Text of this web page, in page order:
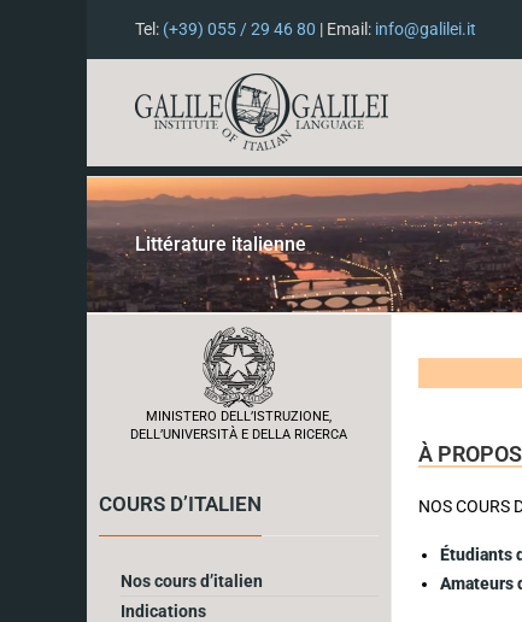
Tel: (+39) 055 / 29 46 80 | Email: info@galilei.it
Littérature italienne
MINISTERO DELL’ISTRUZIONE,
DELL’UNIVERSITÀ E DELLA RICERCA
COURS D’ITALIEN
Nos cours d’italien
Indications
À
NOS COURS
Étudiants
Amateurs